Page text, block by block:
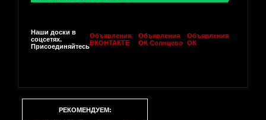
Наши доски в
соцсетях.
Присоединяйтесь
Объявления
ВКОНТАКТЕ
Объявления
ОК Солнцево
Объявления
ОК
РЕКОМЕНДУЕМ: